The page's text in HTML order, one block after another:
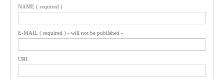
NAME ( required )
E-MAIL ( required ) - will not be published -
URL